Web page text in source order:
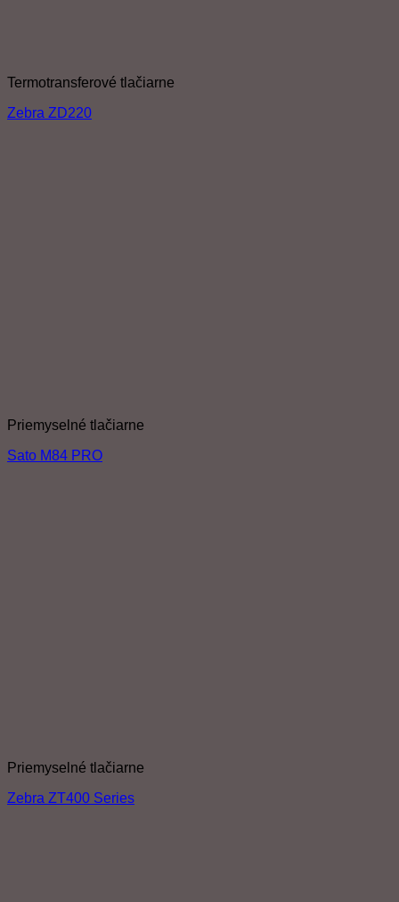
Termotransferové tlačiarne
Zebra ZD220
Priemyselné tlačiarne
Sato M84 PRO
Priemyselné tlačiarne
Zebra ZT400 Series